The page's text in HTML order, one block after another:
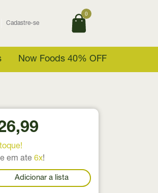
Cadastre-se
0
Now Foods 40% OFF
em ate 6x!
Adicionar a lista